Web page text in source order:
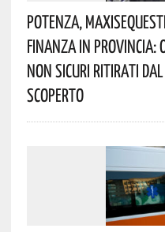
Potenza,
Finanza In
Non Sicuri Ritirati
Scoperto